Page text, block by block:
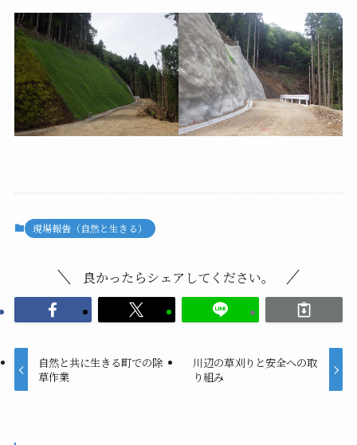
現場報告（自然と生きる）
良かったらシェアしてください。
自然と共に生きる町での除
草作業
川辺の草刈りと安全への取
り組み